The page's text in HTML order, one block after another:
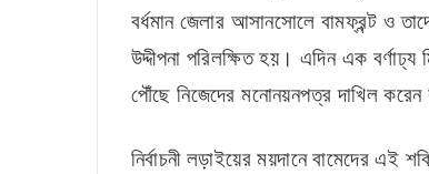
বর্ধমান জেলার আসানসোলে বামফ্রন্ট ও
উদ্দীপনা পরিলক্ষিত হয়। এদিন এক
পৌঁছে নিজেদের মনোনয়নপত্র দাখিল করেন
নির্বাচনী লড়াইয়ের ময়দানে বামেদের এই